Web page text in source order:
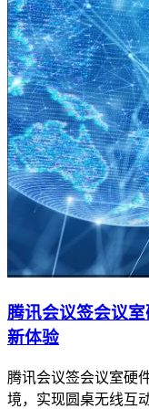
腾讯会议签会议
新体验
腾讯会议签会议室硬
境，实现圆桌无线互